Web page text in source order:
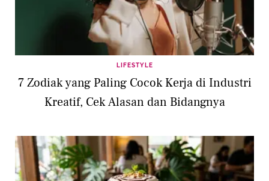
LIFESTYLE
7 Zodiak yang Paling Cocok Kerja di Industri
Kreatif, Cek Alasan dan Bidangnya